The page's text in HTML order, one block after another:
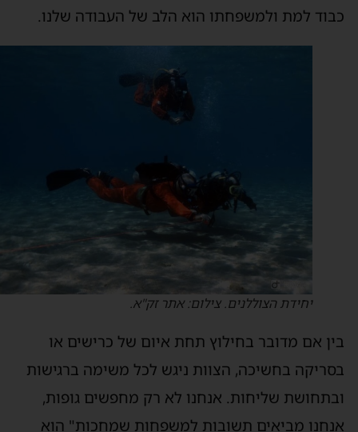
למת ולמשפחתו הוא הלב של העבודה שלנו.
יחידת הצוללנים. צילום: אתר זק"א.
אם מדובר בחילוץ תחת איום של כרישים או
בחשיכה, הצוות ניגש לכל משימה ברגישות
שליחות. אנחנו לא רק מחפשים גופות,
מביאים תשובות למשפחות שמחכות" הוא